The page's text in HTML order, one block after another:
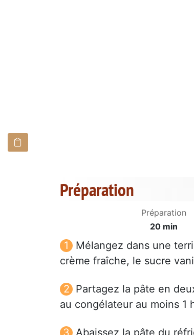
Préparation
Préparation
20 min
Mélangez dans une
crème fraîche, le sucre
Partagez la pâte en
au congélateur au moins 1
Abaissez la pâte du